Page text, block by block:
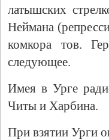
латышских
Неймана
комкора тов.
следующее.
Имея в Урге
Читы и Харбина.
При взятии Урги